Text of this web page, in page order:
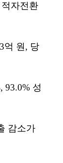
자전환
억 원, 당
93.0% 성
감소가